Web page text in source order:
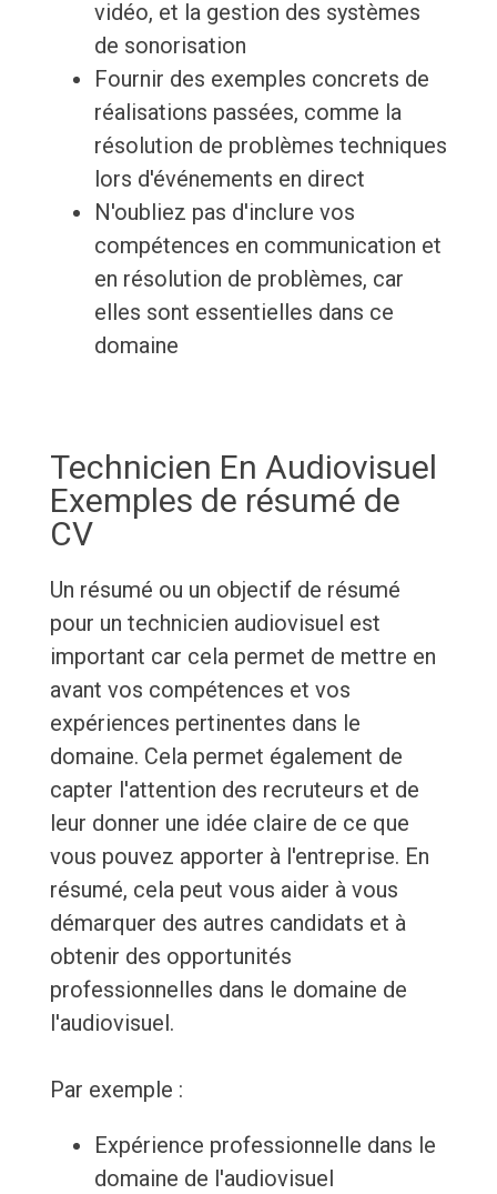
vidéo, et la gestion des systèmes
de sonorisation
Fournir des exemples concrets de
réalisations passées, comme la
résolution de problèmes techniques
lors d'événements en direct
N'oubliez pas d'inclure vos
compétences en communication et
en résolution de problèmes, car
elles sont essentielles dans ce
domaine
Technicien En Audiovisuel
Exemples de résumé de
CV
Un résumé ou un objectif de résumé
pour un technicien audiovisuel est
important car cela permet de mettre en
avant vos compétences et vos
expériences pertinentes dans le
domaine. Cela permet également de
capter l'attention des recruteurs et de
leur donner une idée claire de ce que
vous pouvez apporter à l'entreprise. En
résumé, cela peut vous aider à vous
démarquer des autres candidats et à
obtenir des opportunités
professionnelles dans le domaine de
l'audiovisuel.
Par exemple :
Expérience professionnelle dans le
domaine de l'audiovisuel